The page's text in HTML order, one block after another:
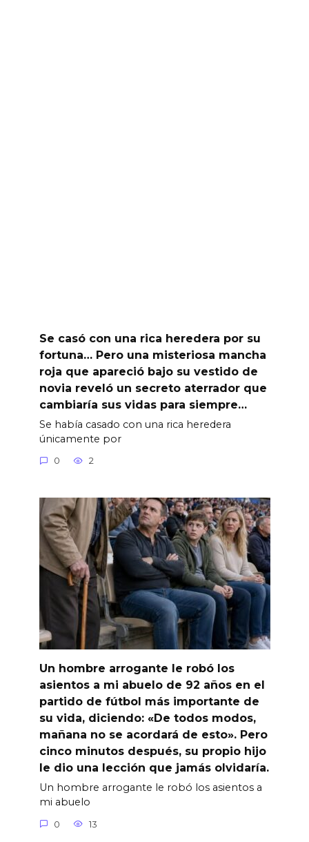
Se casó con una rica heredera por su
fortuna… Pero una misteriosa mancha
roja que apareció bajo su vestido de
novia reveló un secreto aterrador que
cambiaría sus vidas para siempre…
Se había casado con una rica heredera
únicamente por
0 2
Un hombre arrogante le robó los
asientos a mi abuelo de 92 años en el
partido de fútbol más importante de
su vida, diciendo: «De todos modos,
mañana no se acordará de esto». Pero
cinco minutos después, su propio hijo
le dio una lección que jamás olvidaría.
Un hombre arrogante le robó los asientos a
mi abuelo
0 13